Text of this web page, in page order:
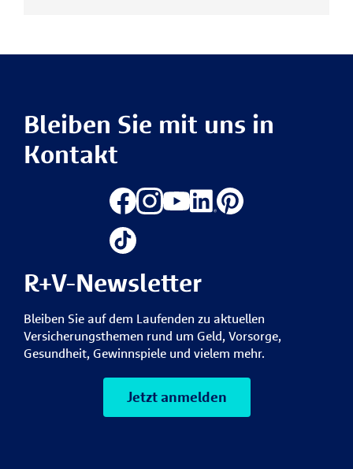
Bleiben Sie mit uns in
Kontakt
R+V-Newsletter
Bleiben Sie auf dem Laufenden zu aktuellen
Versicherungsthemen rund um Geld, Vorsorge,
Gesundheit, Gewinnspiele und vielem mehr.
Jetzt anmelden